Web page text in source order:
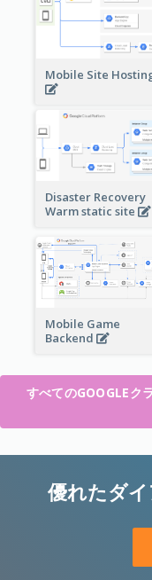
Mobile Site
Disaster Recovery
Warm static site
Mobile Game
Backend
すべてのGOOGLEク
優れたダ